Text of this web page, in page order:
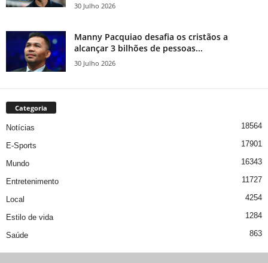
30 Julho 2026
Manny Pacquiao desafia os cristãos a
alcançar 3 bilhões de pessoas...
30 Julho 2026
Categoria
Notícias 18564
E-Sports 17901
Mundo 16343
Entretenimento 11727
Local 4254
Estilo de vida 1284
Saúde 863